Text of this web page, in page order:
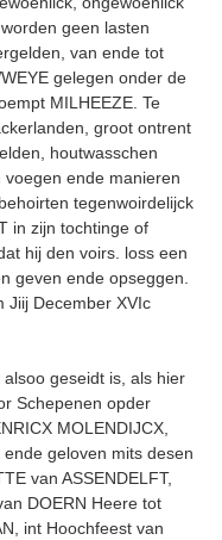
geen lasten
van ende tot
gelegen onder de
MILHEEZE. Te
groot ontrent
houtwasschen
ende manieren
tegen­woirdelijck
in zijn tochtinge of
hij den voirs. loss een
geven ende opseggen.
Jiij December XVIc
geseidt is, als hier
Schepenen opder
MOLENDIJCX,
geloven mits desen
van ASSENDELFT,
DOERN Heere tot
int Hoochfeest van